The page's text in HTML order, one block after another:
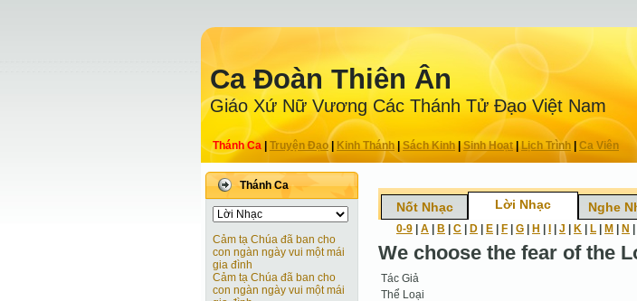
Ca Ðoàn Thiên Ân
Giáo Xứ Nữ Vương Các Thánh Tử Ðạo Việt Nam
Thánh Ca Truyện Ðạo| Kinh Thánh Sách Kinh|Sinh Hoạt| Lịch Trình Ca Viên
Thánh Ca
Cảm tạ Chúa đã ban cho
con ngàn ngày vui một mái
gia đình
Cảm tạ Chúa đã ban cho
con ngàn ngày vui một mái
Nốt Nhạc Lời Nhạc Nghe
0-9 A B C D E F G H J K L M N
We choose the fear of the
Tác Giả
Thể Loại